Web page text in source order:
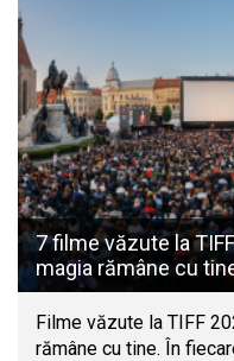
7 filme văzute la
magia rămâne cu
Filme văzute la TIFF
rămâne cu tine. În